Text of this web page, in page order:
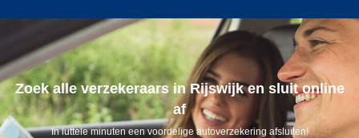
Zoek alle verzekeraars in Rijswijk en sluit online
af
In luttele minuten een voordelige autoverzekering afsluiten!